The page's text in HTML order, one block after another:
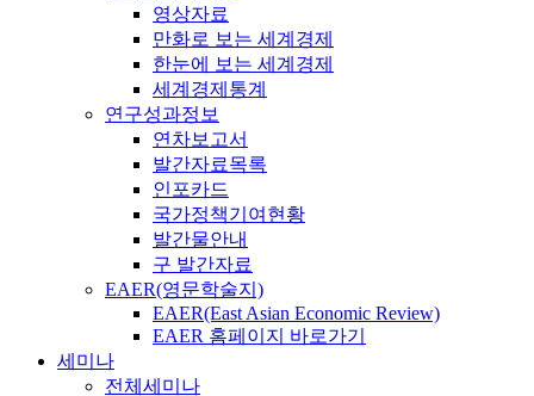
영상자료
만화로 보는 세계경제
한눈에 보는 세계경제
세계경제통계
연구성과정보
연차보고서
발간자료목록
인포카드
국가정책기여현황
발간물안내
구 발간자료
EAER(영문학술지)
EAER(East Asian Economic Review)
EAER 홈페이지 바로가기
세미나
전체세미나